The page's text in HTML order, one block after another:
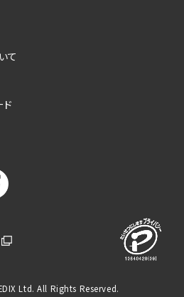
て
Ltd. All Rights Reserved.